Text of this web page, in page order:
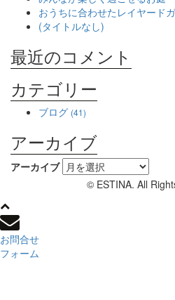
おうちに合わせたレイヤード
(タイトルなし)
最近のコメント
カテゴリー
ブログ (41)
アーカイブ
アーカイブ
© ESTINA. All
お問合せ
フォーム